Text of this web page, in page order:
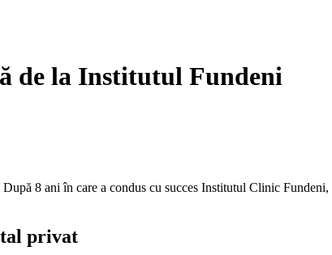
de la Institutul Fundeni
8 ani în care a condus cu succes Institutul Clinic
privat